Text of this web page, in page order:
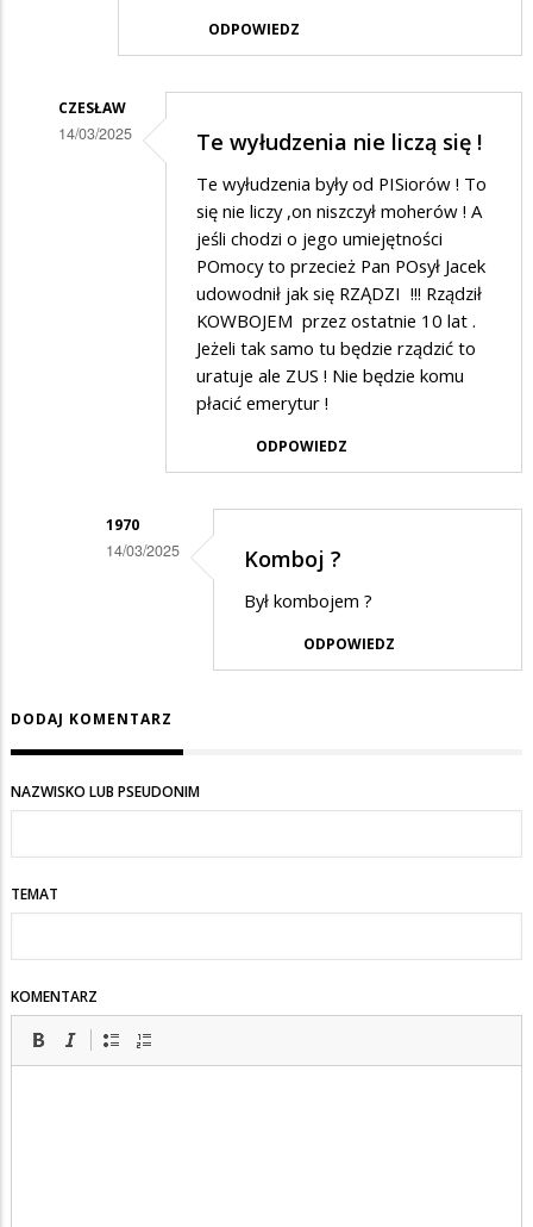
ODPOWIEDZ
CZESŁAW
14/03/2025 Te wyłudzenia nie liczą się !
Te wyłudzenia były od PISiorów ! To
się nie liczy ,on niszczył moherów ! A
jeśli chodzi o jego umiejętności
POmocy to przecież Pan POsył Jacek
udowodnił jak się RZĄDZI !!! Rządził
KOWBOJEM przez ostatnie 10 lat .
Jeżeli tak samo tu będzie rządzić to
uratuje ale ZUS ! Nie będzie komu
płacić emerytur !
ODPOWIEDZ
1970
14/03/2025
odpowiedzi
na
Te
nie
!
Komboj ?
Był kombojem ?
ODPOWIEDZ
DODAJ KOMENTARZ
NAZWISKO LUB PSEUDONIM
TEMAT
KOMENTARZ